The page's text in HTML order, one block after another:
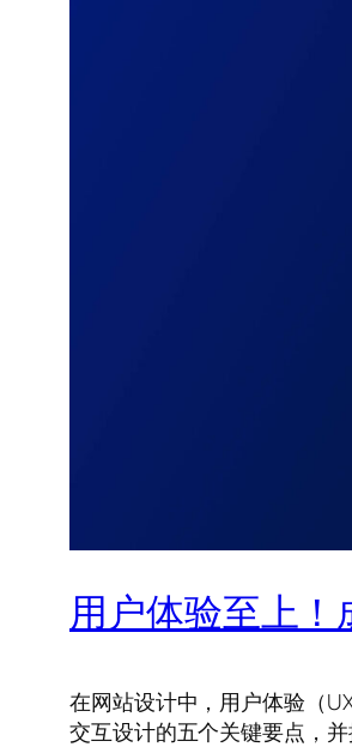
用户体验至上
在网站设计中，用户体验（
交互设计的五个关键要点，